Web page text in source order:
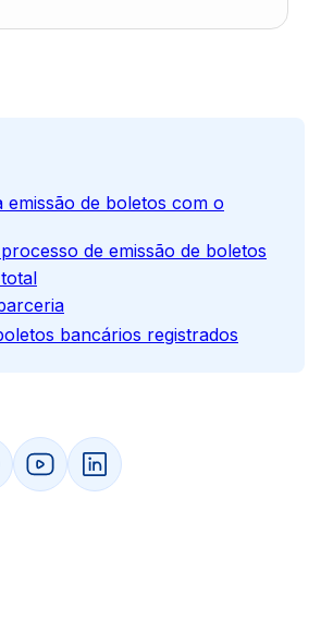
emissão de boletos com o
de emissão de boletos
bancários registrados